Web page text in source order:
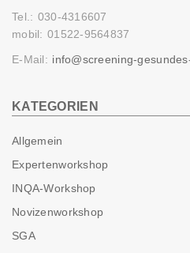
Tel.: 030-4316607
mobil: 01522-9564837
E-Mail: info@screening-
KATEGORIEN
Allgemein
Expertenworkshop
INQA-Workshop
Novizenworkshop
SGA